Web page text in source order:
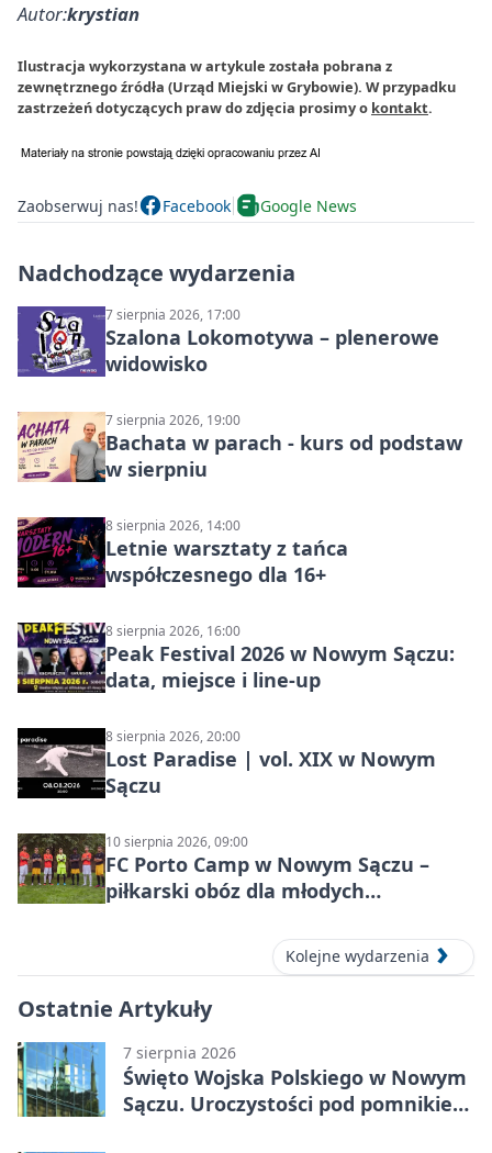
Autor:krystian
Ilustracja wykorzystana w artykule została pobrana z
zewnętrznego źródła (Urząd Miejski w Grybowie). W przypadku
zastrzeżeń dotyczących praw do zdjęcia prosimy o kontakt.
Zaobserwuj nas! Facebook Google News
Nadchodzące wydarzenia
7 sierpnia 2026, 17:00
Szalona Lokomotywa – plenerowe
widowisko
7 sierpnia 2026, 19:00
Bachata w parach - kurs od podstaw
w sierpniu
8 sierpnia 2026, 14:00
Letnie warsztaty z tańca
współczesnego dla 16+
8 sierpnia 2026, 16:00
Peak Festival 2026 w Nowym Sączu:
data, miejsce i line-up
8 sierpnia 2026, 20:00
Lost Paradise | vol. XIX w Nowym
Sączu
10 sierpnia 2026, 09:00
FC Porto Camp w Nowym Sączu –
piłkarski obóz dla młodych
Kolejne wydarzenia
Ostatnie Artykuły
7 sierpnia 2026
Święto Wojska Polskiego w Nowym
Sączu. Uroczystości pod pomnikiem